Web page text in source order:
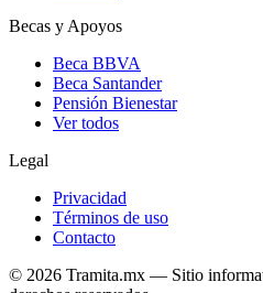
Becas y Apoyos
Beca BBVA
Beca Santander
Pensión Bienestar
Ver todos
Legal
Privacidad
Términos de uso
Contacto
© 2026 Tramita.mx — Sitio